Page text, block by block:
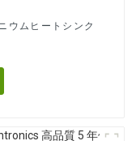
ウムヒートシンク